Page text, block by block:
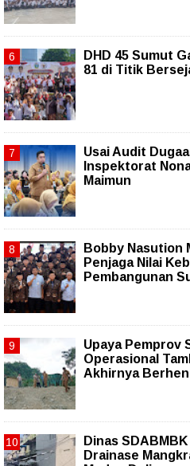
DHD 45 Sumut
81 di Titik
Usai Audit
Inspektorat
Maimun
Bobby Nasution
Penjaga Nilai
Pembangunan
Upaya Pemprov
Operasional
Akhirnya
Dinas
Drainase